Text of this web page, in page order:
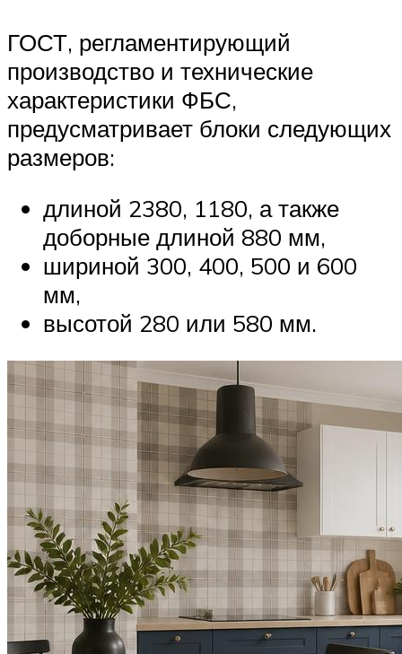
ГОСТ, регламентирующий
производство и технические
характеристики ФБС,
предусматривает блоки следующих
размеров:
длиной 2380, 1180, а также
доборные длиной 880 мм,
шириной 300, 400, 500 и 600
мм,
высотой 280 или 580 мм.